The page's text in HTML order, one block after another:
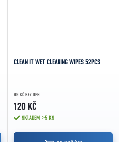
CLEAN IT WET CLEANING WIPES 52PCS
99 KČ BEZ DPH
120 KČ
SKLADEM >5 KS